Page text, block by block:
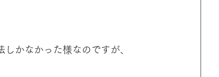
かなかった様なのですが、